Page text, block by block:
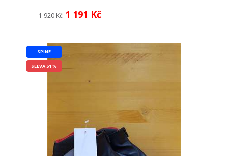
1 920 Kč 1 191 Kč
SPINE
SLEVA 51 %